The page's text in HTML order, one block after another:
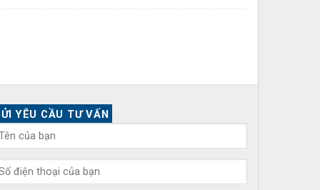
YÊU CẦU TƯ VẤN